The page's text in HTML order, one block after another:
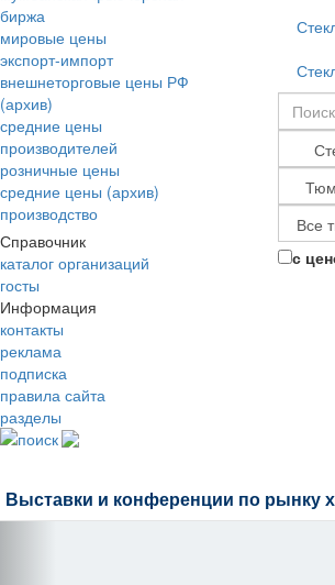
биржа
мировые цены
экспорт-импорт
внешнеторговые цены РФ
(архив)
средние цены
производителей
розничные цены
средние цены (архив)
производство
Справочник
каталог организаций
госты
Информация
контакты
реклама
подписка
правила сайта
разделы
поиск
с
Выставки и конференции по рынку